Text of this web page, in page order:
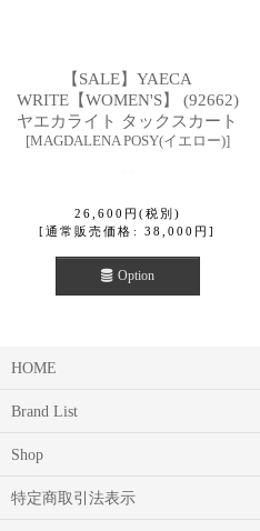
【SALE】YAECA
WRITE【WOMEN'S】 (92662)
ヤエカライト タックスカート
[MAGDALENA POSY(イエロー)]
26,600 円 (税別)
[通常販売価格 : 38,000 円 ]
Option
HOME
Brand List
Shop
特定商取引法表示